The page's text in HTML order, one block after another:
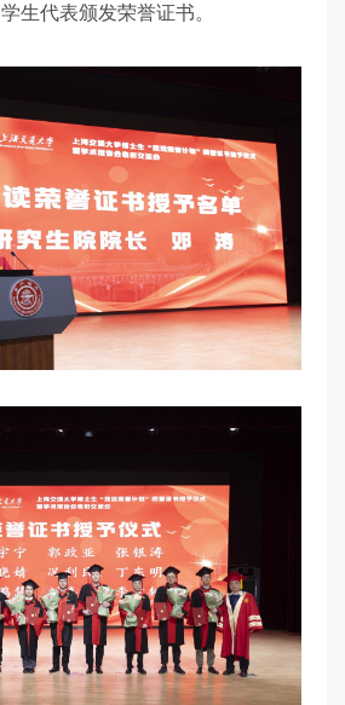
生代表颁发荣誉证书。